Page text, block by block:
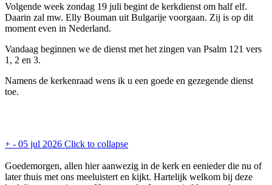
Volgende week zondag 19 juli begint de kerkdienst om half elf.
Daarin zal mw. Elly Bouman uit Bulgarije voorgaan. Zij is op dit
moment even in Nederland.
Vandaag beginnen we de dienst met het zingen van Psalm 121 vers
1, 2 en 3.
Namens de kerkenraad wens ik u een goede en gezegende dienst
toe.
+ - 05 jul 2026 Click to collapse
Goedemorgen, allen hier aanwezig in de kerk en eenieder die nu of
later thuis met ons meeluistert en kijkt. Hartelijk welkom bij deze